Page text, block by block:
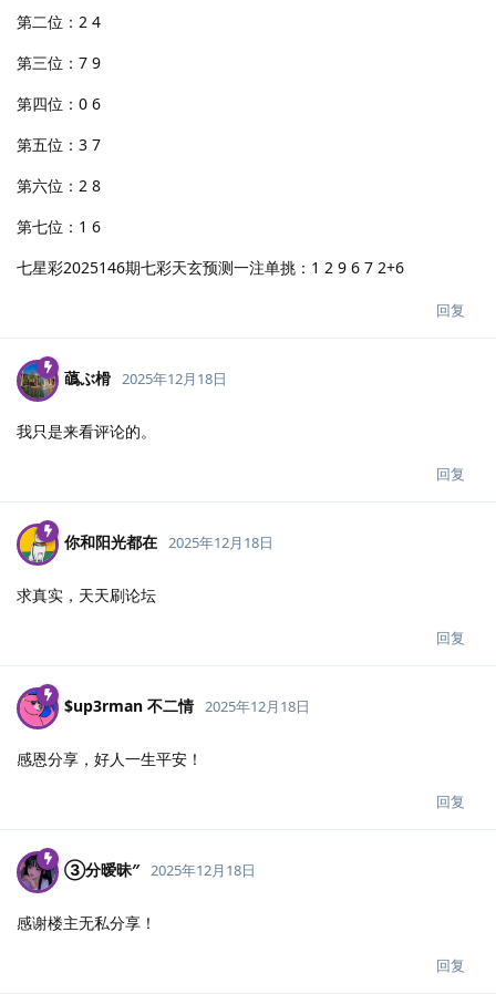
第二位：2 4
第三位：7 9
第四位：0 6
第五位：3 7
第六位：2 8
第七位：1 6
七星彩2025146期七彩天玄预测一注单挑：1 2 9 6 7 2+6
回复
蘤ぶ榾 2025年12月18日
我只是来看评论的。
回复
你和阳光都在 2025年12月18日
求真实，天天刷论坛
回复
$up3rman 不二情 2025年12月18日
感恩分享，好人一生平安！
回复
③分暧昧″ 2025年12月18日
感谢楼主无私分享！
回复